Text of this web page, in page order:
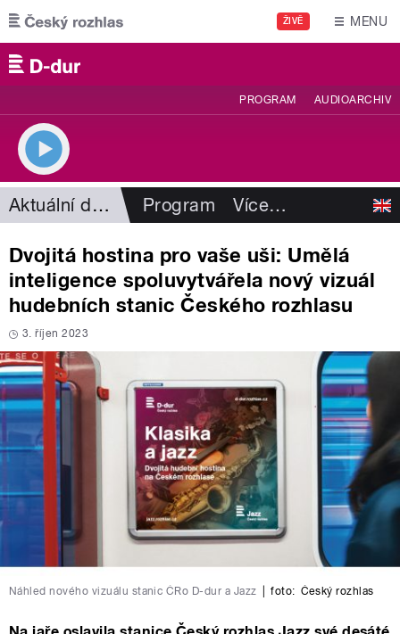
Přejít k hlavnímu obsahu
ŽIVĚ MENU
PROGRAM AUDIOARCHIV
Aktuální dění Program Více…
Dvojitá hostina pro vaše uši: Umělá
inteligence spoluvytvářela nový vizuál
hudebních stanic Českého rozhlasu
3. říjen 2023
Náhled nového vizuálu stanic ČRo D-dur a Jazz foto: Český rozhlas